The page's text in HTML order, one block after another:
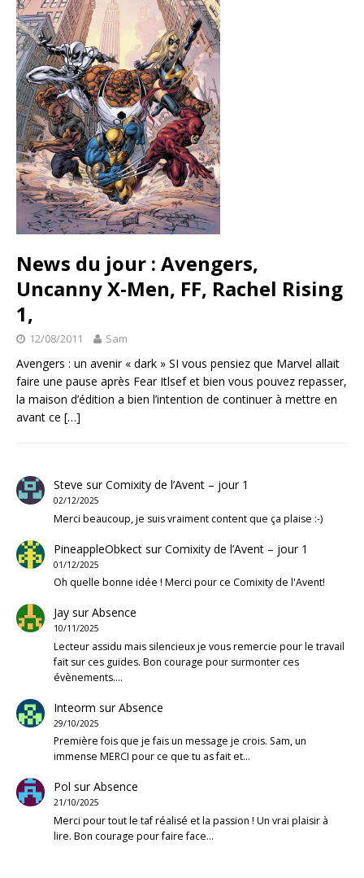
News du jour : Avengers,
Uncanny X-Men, FF, Rachel Rising
1,
12/08/2011 Sam
Avengers : un avenir « dark » SI vous pensiez que Marvel allait
faire une pause après Fear Itlsef et bien vous pouvez repasser,
la maison d’édition a bien l’intention de continuer à mettre en
avant ce […]
Steve surComixity de l’Avent – jour 1
02/12/2025
Merci beaucoup, je suis vraiment content que ça plaise :-)
PineappleObkectsurComixity de l’Avent – jour 1
01/12/2025
Oh quelle bonne idée ! Merci pour ce Comixity de l'Avent!
JaysurAbsence
10/11/2025
Lecteur assidu mais silencieux je vous remercie pour le travail
fait sur ces guides. Bon courage pour surmonter ces
évènements.…
Inteorm surAbsence
29/10/2025
Première fois que je fais un message je crois. Sam, un
immense MERCI pour ce que tu as fait et…
Pol surAbsence
21/10/2025
Merci pour tout le taf réalisé et la passion ! Un vrai plaisir à
lire. Bon courage pour faire face…